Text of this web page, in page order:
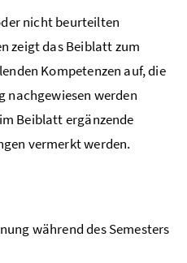
nicht beurteilten
zeigt das Beiblatt zum
Kompetenzen auf, die
nachgewiesen werden
Beiblatt ergänzende
vermerkt werden.
während des Semesters